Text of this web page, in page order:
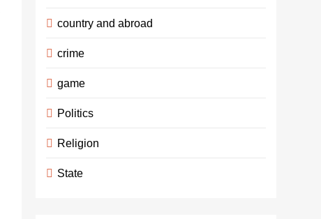
country and abroad
crime
game
Politics
Religion
State